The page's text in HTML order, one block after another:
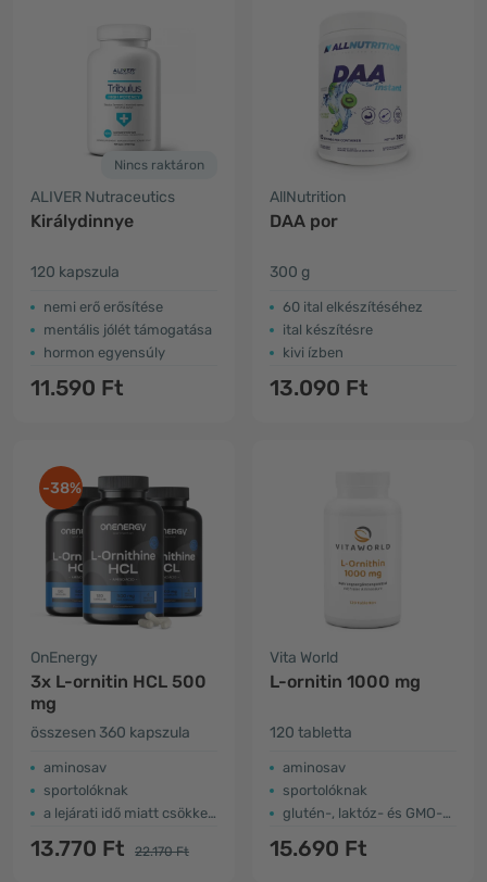
Nincs raktáron
ALIVER Nutraceutics
Királydinnye
120 kapszula
nemi erő erősítése
mentális jólét támogatása
hormon egyensúly
11.590 Ft
AllNutrition
DAA por
300 g
60 ital elkészítéséhez
ital készítésre
kivi ízben
13.090 Ft
-38%
OnEnergy
3x L-ornitin HCL 500
mg
összesen 360 kapszula
aminosav
sportolóknak
a lejárati idő miatt csökkent az ár
13.770 Ft 22.170 Ft
Vita World
L-ornitin 1000 mg
120 tabletta
aminosav
sportolóknak
glutén-, laktóz- és GMO-mentes
15.690 Ft